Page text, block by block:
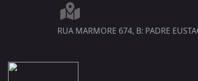
RUA MARMORE 674, B: PADRE